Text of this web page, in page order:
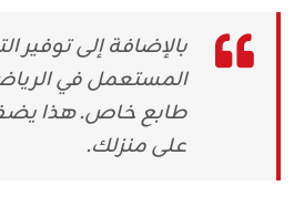
بالإضافة إلى توفير
المستعمل في
طابع خاص. هذا
على منزلك.